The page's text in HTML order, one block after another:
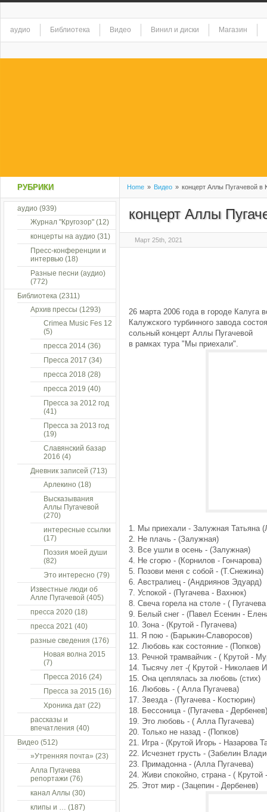
аудио Библиотека Видео Винил и диски Магазин
Home » Видео » концерт Аллы Пугачевой в
концерт Аллы
Март 25th, 2021
26 марта 2006 года в городе Калуга
Калужского турбинного завода
сольный концерт Аллы Пугачевой
в рамках тура "Мы приехали".
1. Мы приехали - Залужная Татьяна
2. Не плачь - (Залужная)
3. Все ушли в осень - (Залужная)
4. Не сгорю - (Корнилов - Гончарова)
5. Позови меня с собой - (Т.Снежина)
6. Австралиец - (Андриянов Эдуард)
7. Успокой - (Пугачева - Вахнюк)
8. Свеча горела на столе - (
9. Белый снег - (Павел Есенин -
10. Зона - (Крутой - Пугачева)
11. Я пою - (Барыкин-Славоросов)
12. Любовь как состояние - (Попков)
13. Речной трамвайчик - ( Крутой -
14. Тысячу лет -( Крутой - Николаев
15. Она цеплялась за любовь (стих)
16. Любовь - ( Алла Пугачева)
17. Звезда - (Пугачева - Костюрин)
18. Бессоница - (Пугачева - Дербенев)
19. Это любовь - ( Алла Пугачева)
20. Только не назад - (Попков)
21. Игра - (Крутой Игорь - Назарова
22. Исчезнет грусть - (Забелин
23. Примадонна - (Алла Пугачева)
24. Живи спокойно, страна - ( Крутой
25. Этот мир - (Зацепин - Дербенев)
РУБРИКИ
аудио (939)
Журнал "Кругозор" (12)
концерты на аудио (31)
Пресс-конференции и
интервью (18)
Разные песни (аудио)
(772)
Библиотека (2311)
Архив прессы (1293)
Crimea Music Fes 12
(5)
пресса 2014 (36)
Пресса 2017 (34)
пресса 2018 (28)
пресса 2019 (40)
Пресса за 2012 год
(41)
Пресса за 2013 год
(19)
Славянский базар
2016 (4)
Дневник записей (713)
Арлекино (18)
Высказывания
Аллы Пугачевой
(270)
интересные ссылки
(17)
Поэзия моей души
(82)
Это интересно (79)
Известные люди об
Алле Пугачевой (405)
пресса 2020 (18)
пресса 2021 (40)
разные сведения (176)
Новая волна 2015
(7)
Пресса 2016 (24)
Пресса за 2015 (16)
Хроника дат (22)
рассказы и
впечатления (40)
Видео (512)
»Утренняя почта» (23)
Алла Пугачева
репортажи (76)
канал Аллы (30)
клипы и … (187)